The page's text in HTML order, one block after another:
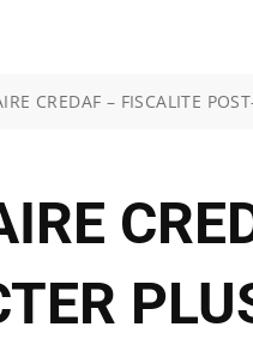
CREDAF – FISCALITE